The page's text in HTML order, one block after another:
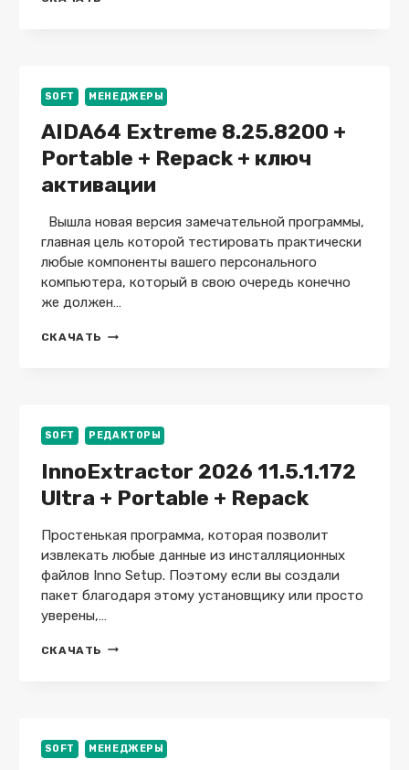
+
PORTABLE
SOFT МЕНЕДЖЕРЫ
AIDA64 Extreme 8.25.8200 +
Portable + Repack + ключ
активации
Вышла новая версия замечательной программы,
главная цель которой тестировать практически
любые компоненты вашего персонального
компьютера, который в свою очередь конечно
же должен…
СКАЧАТЬ AIDA64
REPACK
КЛЮЧ
АКТИВАЦИИ
SOFT РЕДАКТОРЫ
InnoExtractor 2026 11.5.1.172
Ultra + Portable + Repack
Простенькая программа, которая позволит
извлекать любые данные из инсталляционных
файлов Inno Setup. Поэтому если вы создали
пакет благодаря этому установщику или просто
уверены,…
СКАЧАТЬ INNOEXTRACTOR
+
REPACK
SOFT МЕНЕДЖЕРЫ